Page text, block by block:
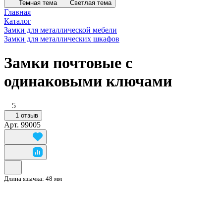
Темная тема Светлая тема
Главная
Каталог
Замки для металлической мебели
Замки для металлических шкафов
Замки почтовые с
одинаковыми ключами
5
1 отзыв
Арт. 99005
Длина язычка: 48 мм